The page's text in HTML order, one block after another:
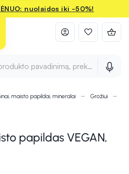
nuolaidos iki -50%!
pavadinimą, prekės ženklą ir
maisto papildai, mineralai Grožiui
papildas VEGAN,